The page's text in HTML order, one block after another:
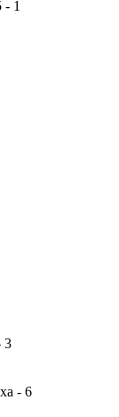
1
3
- 6